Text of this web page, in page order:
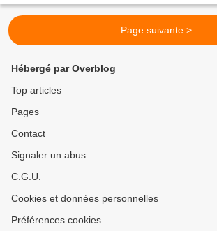
Page suivante >
Hébergé par Overblog
Top articles
Pages
Contact
Signaler un abus
C.G.U.
Cookies et données personnelles
Préférences cookies